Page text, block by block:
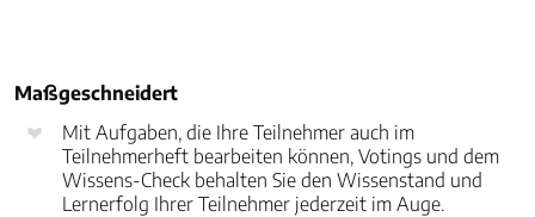
Maßgeschneidert
Mit Aufgaben, die Ihre Teilnehmer auch im
Teilnehmerheft bearbeiten können, Votings und dem
Wissens-Check behalten Sie den Wissenstand und
Lernerfolg Ihrer Teilnehmer jederzeit im Auge.